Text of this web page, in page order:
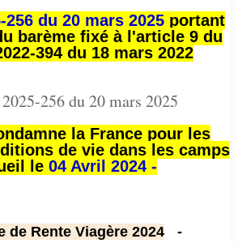
256 du 20 mars 2025portant
barème fixé à l'article 9 du
394 du 18 mars 2022
256 du 20 mars 2025
la France pour les
de vie dans les camps
le 04 Avril 2024 -
de Rente Viagère 2024 -